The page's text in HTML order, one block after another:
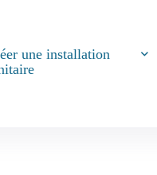
une installation